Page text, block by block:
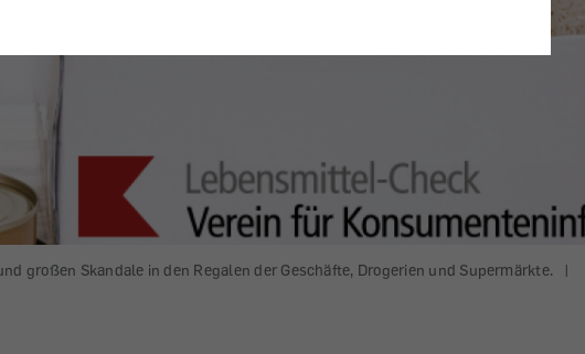
großen Skandale in den Regalen der Geschäfte, Drogerien und Supermärkte. |